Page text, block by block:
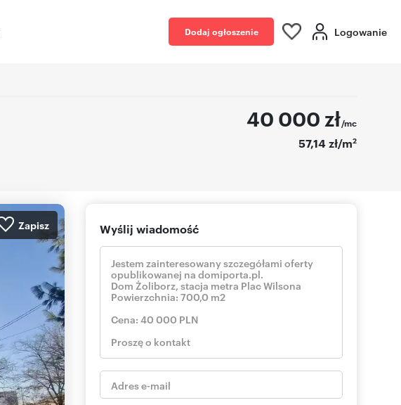
Dodaj ogłoszenie Logowanie
40 000 zł/mc
57,14 zł/m2
Zapisz Wyślij wiadomość